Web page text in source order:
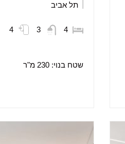
תל אביב
4
3
4
שטח בנוי:230 מ"ר